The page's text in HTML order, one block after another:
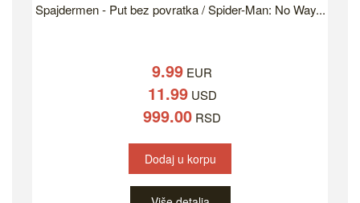
Spajdermen - Put bez povratka / Spider-Man: No Way...
9.99 EUR
11.99USD
999.00 RSD
Dodaj u korpu